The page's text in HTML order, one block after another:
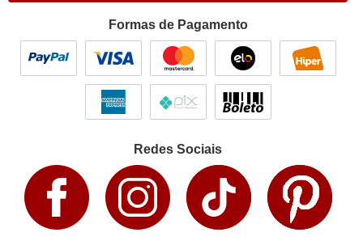
Formas de Pagamento
Redes Sociais